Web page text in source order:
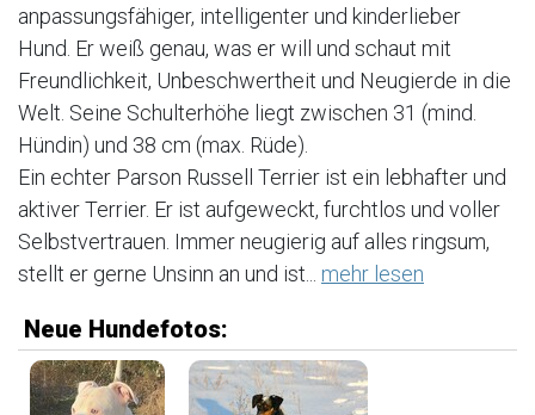
anpassungsfähiger, intelligenter und kinderlieber
Hund. Er weiß genau, was er will und schaut mit
Freundlichkeit, Unbeschwertheit und Neugierde in die
Welt. Seine Schulterhöhe liegt zwischen 31 (mind.
Hündin) und 38 cm (max. Rüde).
Ein echter Parson Russell Terrier ist ein lebhafter und
aktiver Terrier. Er ist aufgeweckt, furchtlos und voller
Selbstvertrauen. Immer neugierig auf alles ringsum,
stellt er gerne Unsinn an und ist... mehr lesen
Neue Hundefotos: